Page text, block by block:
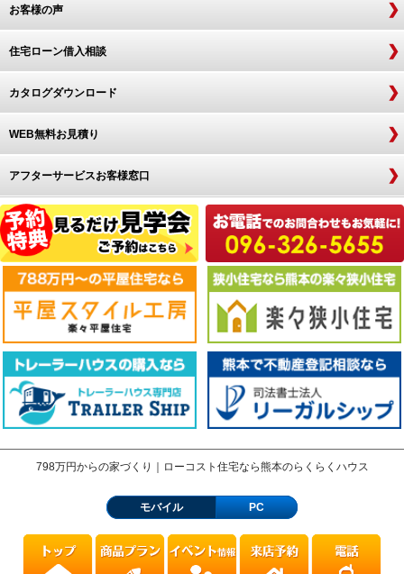
お客様の声
住宅ローン借入相談
カタログダウンロード
WEB無料お見積り
アフターサービスお客様窓口
798万円からの家づくり｜ローコスト住宅なら熊本のらくらくハウス
モバイル PC